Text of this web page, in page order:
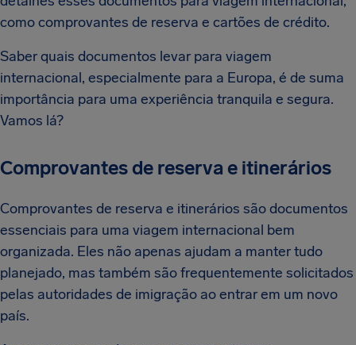
como comprovantes de reserva e cartões de crédito.
Saber quais documentos levar para viagem
internacional, especialmente para a Europa, é de suma
importância para uma experiência tranquila e segura.
Vamos lá?
Comprovantes de reserva e itinerários
Comprovantes de reserva e itinerários são documentos
essenciais para uma viagem internacional bem
organizada. Eles não apenas ajudam a manter tudo
planejado, mas também são frequentemente solicitados
pelas autoridades de imigração ao entrar em um novo
país.